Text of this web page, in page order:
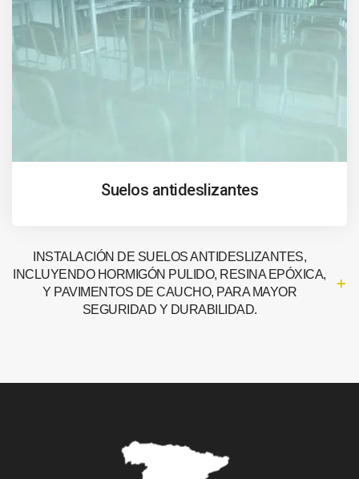
Suelos antideslizantes
INSTALACIÓN DE SUELOS ANTIDESLIZANTES,
INCLUYENDO HORMIGÓN PULIDO, RESINA EPÓXICA,
Y PAVIMENTOS DE CAUCHO, PARA MAYOR
SEGURIDAD Y DURABILIDAD.